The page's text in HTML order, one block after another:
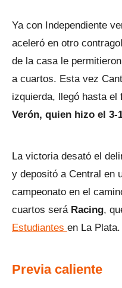
Ya con Independiente
aceleró en otro
de la casa le
a cuartos. Esta vez
izquierda, llegó hasta el
Verón, quien hizo el
La victoria desató el
y depositó a Central en
campeonato en el
cuartos será Racing,
Estudiantes en La Plata.
Previa caliente